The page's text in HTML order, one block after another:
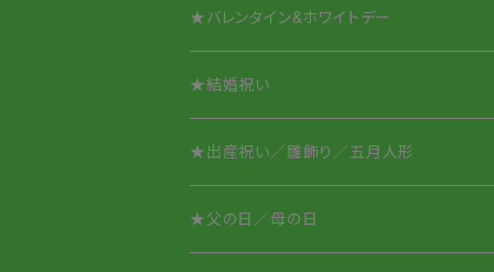
酒盃／ぐいのみ
オリジナル名入れ
★バレンタイン&ホワイトデー
★結婚祝い
★出産祝い／雛飾り／五月人形
★父の日／母の日